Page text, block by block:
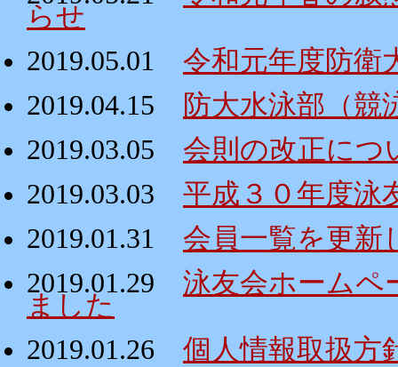
らせ
2019.05.01
令和元年度防衛
2019.04.15
防大水泳部（競
2019.03.05
会則の改正につ
2019.03.03
平成３０年度泳
2019.01.31
会員一覧を更新
2019.01.29
泳友会ホームペ
ました
2019.01.26
個人情報取扱方